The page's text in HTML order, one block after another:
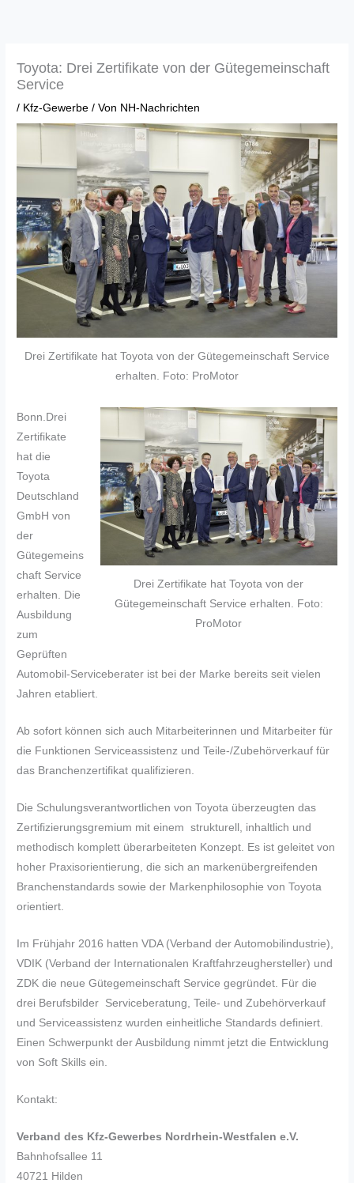
Toyota: Drei Zertifikate von der Gütegemeinschaft
Service
/ Kfz-Gewerbe / Von NH-Nachrichten
Drei Zertifikate hat Toyota von der Gütegemeinschaft Service
erhalten. Foto: ProMotor
Drei Zertifikate hat Toyota von der
Gütegemeinschaft Service erhalten. Foto:
ProMotor
Bonn.Drei
Zertifikate
hat die
Toyota
Deutschland
GmbH von
der
Gütegemeins
chaft Service
erhalten. Die
Ausbildung
zum
Geprüften
Automobil-Serviceberater ist bei der Marke bereits seit vielen
Jahren etabliert.
Ab sofort können sich auch Mitarbeiterinnen und Mitarbeiter für
die Funktionen Serviceassistenz und Teile-/Zubehörverkauf für
das Branchenzertifikat qualifizieren.
Die Schulungsverantwortlichen von Toyota überzeugten das
Zertifizierungsgremium mit einem strukturell, inhaltlich und
methodisch komplett überarbeiteten Konzept. Es ist geleitet von
hoher Praxisorientierung, die sich an markenübergreifenden
Branchenstandards sowie der Markenphilosophie von Toyota
orientiert.
Im Frühjahr 2016 hatten VDA (Verband der Automobilindustrie),
VDIK (Verband der Internationalen Kraftfahrzeughersteller) und
ZDK die neue Gütegemeinschaft Service gegründet. Für die
drei Berufsbilder Serviceberatung, Teile- und Zubehörverkauf
und Serviceassistenz wurden einheitliche Standards definiert.
Einen Schwerpunkt der Ausbildung nimmt jetzt die Entwicklung
von Soft Skills ein.
Kontakt:
Verband des Kfz-Gewerbes Nordrhein-Westfalen e.V.
Bahnhofsallee 11
40721 Hilden